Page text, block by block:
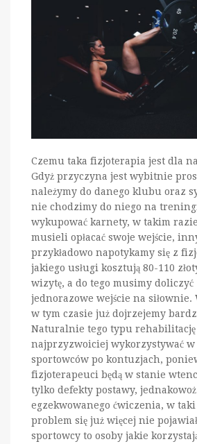
Czemu taka fizjoterapia jest dla
Gdyż przyczyna jest wybitnie
należymy do danego klubu oraz
nie chodzimy do niego na
wykupować karnety, w takim
musieli opłacać swoje wejście,
przykładowo napotykamy się z
jakiego usługi kosztują 80-110
wizytę, a do tego musimy doliczyć
jednorazowe wejście na siłownie.
w tym czasie już dojrzejemy
Naturalnie tego typu
najprzyzwoiciej wykorzystywać w
sportowców po kontuzjach,
fizjoterapeuci będą w stanie
tylko defekty postawy,
egzekwowanego ćwiczenia, w taki
problem się już więcej nie
sportowcy to osoby jakie